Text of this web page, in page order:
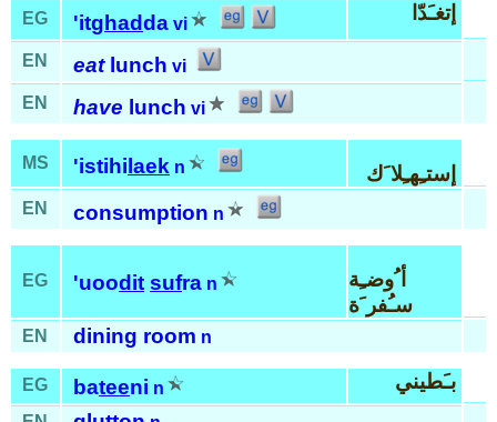
EG 'itghadda vi إتغـَدّا
EN eatlunch vi
EN
have lunch vi
MS 'istihi laek n إستـِهـِلا َك
EN consumption n
EG 'uoodit sufra n
أ ُوضـِة
سـُفر َة
EN dining room n
EG bateeni n بـَطيني